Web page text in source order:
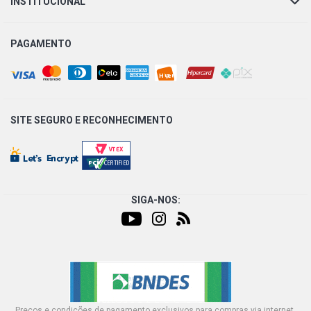
JETTA STD SEDAN 2.0 8V CKJA GASOLINA (2011 -
2014)
(2007 - 2011)
JETTA STD SW 2.5 20V CCCA GASOLINA (2008 - 2013)
PASSAT STD SEDAN 2.0 16V FSI GASOLINA (2006 -
PASSAT STD SEDAN 2.8 20V GASOLINA (2005 - 2005)
PAGAMENTO
SITE SEGURO E RECONHECIMENTO
SIGA-NOS: